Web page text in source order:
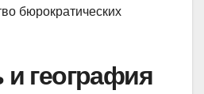
бюрократических
и география